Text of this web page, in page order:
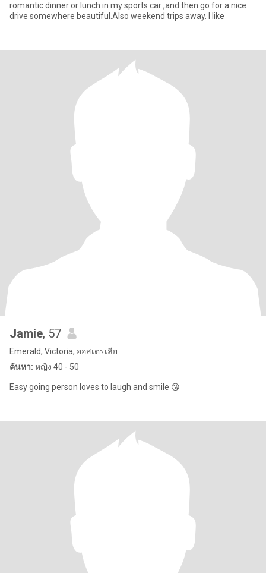
romantic dinner or lunch in my sports car ,and then go for a nice
drive somewhere beautiful.Also weekend trips away. l like
Jamie, 57
Emerald, Victoria, ออสเตรเลีย
ค้นหา: หญิง 40 - 50
Easy going person loves to laugh and smile 😘